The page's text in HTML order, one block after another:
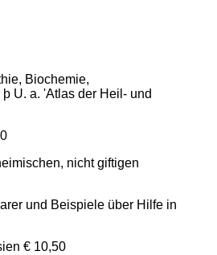
Biochemie,
U. a. 'Atlas der Heil- und
nicht giftigen
und Beispiele über Hilfe in
€ 10,50